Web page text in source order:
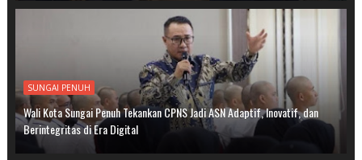
SUNGAI PENUH
Wali Kota Sungai Penuh Tekankan CPNS Jadi ASN Adaptif, Inovatif, dan
Berintegritas di Era Digital